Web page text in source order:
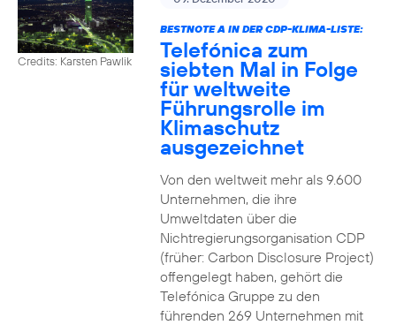
Credits: Karsten Pawlik
BESTNOTE A IN DER CDP-KLIMA-LISTE:
Telefónica zum
siebten Mal in Folge
für weltweite
Führungsrolle im
Klimaschutz
ausgezeichnet
Von den weltweit mehr als 9.600
Unternehmen, die ihre
Umweltdaten über die
Nichtregierungsorganisation CDP
(früher: Carbon Disclosure Project)
offengelegt haben, gehört die
Telefónica Gruppe zu den
führenden 269 Unternehmen mit